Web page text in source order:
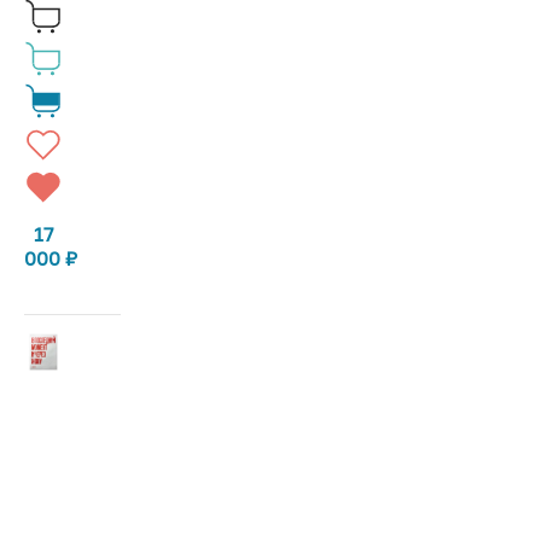
17
000 ₽